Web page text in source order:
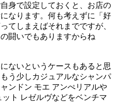
身で設定しておくと、お店の
なります。何も考えずに「好
てしまえばそれまでですが、
闘いでもありますからね
ないというケースもあると思
う少しカジュアルなシャンパ
ンドン モエ アンぺリアルや
ト レゼルヴなどをベンチマ